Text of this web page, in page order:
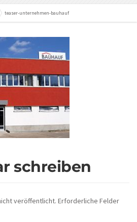
teaser-unternehmen-bauhauf
schreiben
veröffentlicht. Erforderliche Felder